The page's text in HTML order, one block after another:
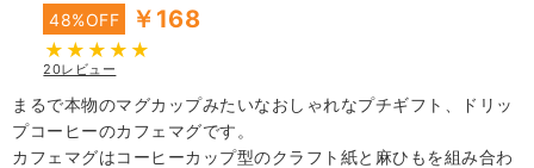
48%OFF ￥168
20レビュー
まるで本物のマグカップみたいなおしゃれなプチギフト、ドリッ
プコーヒーのカフェマグです。
カフェマグはコーヒーカップ型のクラフト紙と麻ひもを組み合わ